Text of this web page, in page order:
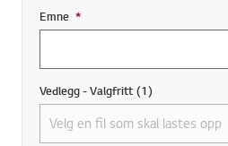
Emne *
Vedlegg - Valgfritt (1)